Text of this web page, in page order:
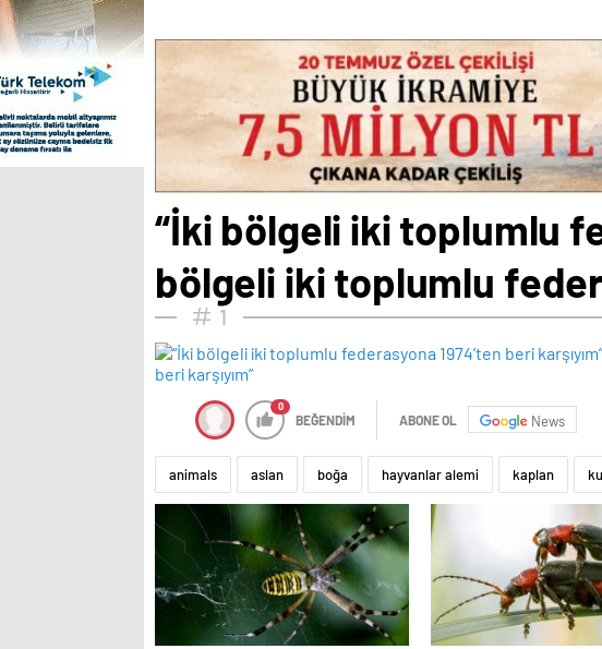
“İki bölgeli iki toplumlu
bölgeli iki toplumlu
1
0
BEĞENDİM ABONE OL News
animals aslan boğa hayvanlar alemi kaplan